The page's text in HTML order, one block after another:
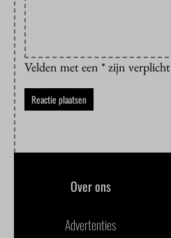
Velden met een * zijn verplicht
Over ons
Advertenties